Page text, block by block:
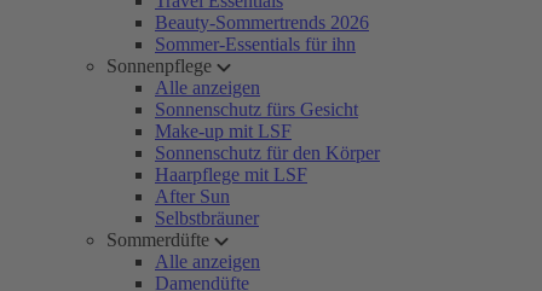
Beauty-Sommertrends 2026
Sommer-Essentials für ihn
Sonnenpflege
Alle anzeigen
Sonnenschutz fürs Gesicht
Make-up mit LSF
Sonnenschutz für den Körper
Haarpflege mit LSF
After Sun
Selbstbräuner
Sommerdüfte
Alle anzeigen
Damendüfte